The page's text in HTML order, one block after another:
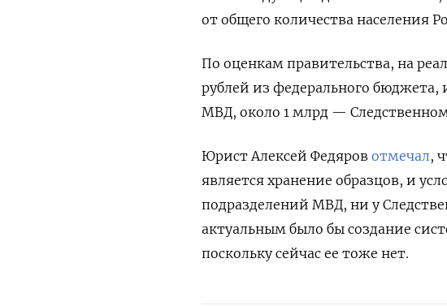
от общего количества населения
По оценкам правительства, на
рублей из федерального бюджета,
МВД, около 1 млрд —
Юрист Алексей Федяров отмечал,
является хранение образцов, и
подразделений МВД, ни у
актуальным было бы создание
поскольку сейчас ее тоже нет.